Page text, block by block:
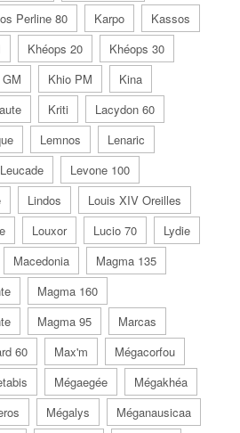
Perline 80 Karpo
Kassos
Khéops 20
Khéops 30
Khio PM
Kina
Kriti
Lacydon 60
Lemnos
Lenaric
Leucade
Levone 100
Lindos
Louis XIV Oreilles
Louxor Lucio 70
Lydie
Macedonia
Magma 135
Magma 160
Magma 95
Marcas
60 Max'm
Mégacorfou
Mégaegée
Mégakhéa
Mégalys
Méganausicaa